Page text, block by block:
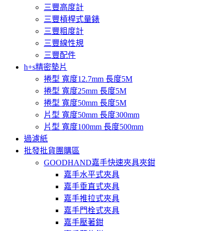
三豐高度計
三豐槓桿式量錶
三豐粗度計
三豐線性規
三豐配件
h+s精密墊片
捲型 寬度12.7mm 長度5M
捲型 寬度25mm 長度5M
捲型 寬度50mm 長度5M
片型 寬度50mm 長度300mm
片型 寬度100mm 長度500mm
過濾紙
批發批貨團購區
GOODHAND嘉手快速夾具夾鉗
嘉手水平式夾具
嘉手垂直式夾具
嘉手推拉式夾具
嘉手門栓式夾具
嘉手壓著鉗